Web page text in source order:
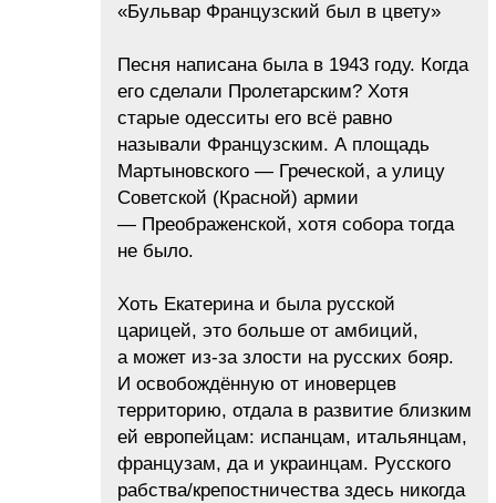
«Бульвар Французский был в цвету»
Песня написана была в 1943 году. Когда
его сделали Пролетарским? Хотя
старые одесситы его всё равно
называли Французским. А площадь
Мартыновского — Греческой, а улицу
Советской (Красной) армии
— Преображенской, хотя собора тогда
не было.
Хоть Екатерина и была русской
царицей, это больше от амбиций,
а может из-за злости на русских бояр.
И освобождённую от иноверцев
территорию, отдала в развитие близким
ей европейцам: испанцам, итальянцам,
французам, да и украинцам. Русского
рабства/крепостничества здесь никогда